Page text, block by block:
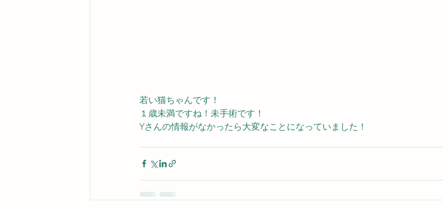
若い猫ちゃんです！
１歳未満ですね！未手術です！
Yさんの情報がなかったら大変なことになっていました！